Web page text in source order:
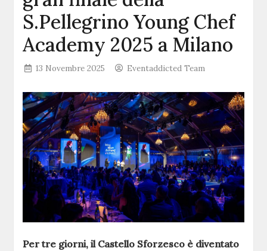
S.Pellegrino Young Chef
Academy 2025 a Milano
13 Novembre 2025 Eventaddicted Team
Per tre giorni, il Castello Sforzesco è diventato